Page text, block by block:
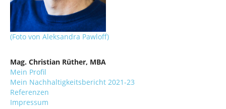
n
(Foto von Aleksandra Pawloff)
Mag. Christian Rüther, MBA
Mein Profil
Mein Nachhaltigkeitsbericht 2021-23
Referenzen
Impressum